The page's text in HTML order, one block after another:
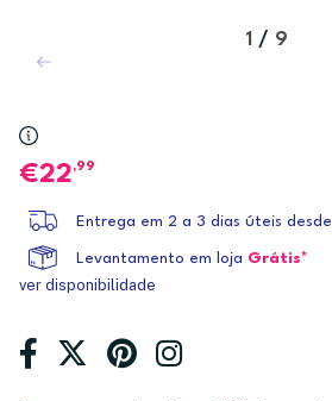
1 / 9
22,99
Entrega em 2 a 3 dias úteis desde
Levantamento em loja Grátis*
ver disponibilidade